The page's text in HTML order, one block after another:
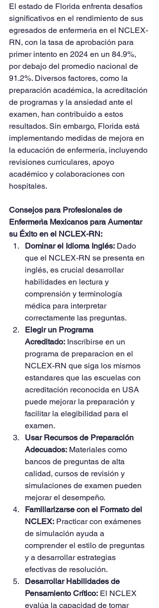
El estado de Florida enfrenta desafíos
significativos en el rendimiento de sus
egresados de enfermerìa en el NCLEX-
RN, con la tasa de aprobación para
primer intento en 2024 en un 84.9%,
por debajo del promedio nacional de
91.2%. Diversos factores, como la
preparación académica, la acreditación
de programas y la ansiedad ante el
examen, han contribuido a estos
resultados. Sin embargo, Florida está
implementando medidas de mejora en
la educación de enfermería, incluyendo
revisiones curriculares, apoyo
académico y colaboraciones con
hospitales.
Consejos para Profesionales de
Enfermerìa Mexicanos para Aumentar
su Éxito en el NCLEX-RN:
Dominar el Idioma Inglés: Dado
que el NCLEX-RN se presenta en
inglés, es crucial desarrollar
habilidades en lectura y
comprensión y terminología
médica para interpretar
correctamente las preguntas.
Elegir un Programa
Acreditado: Inscribirse en un
programa de preparacion en el
NCLEX-RN que siga los mismos
estandares que las escuelas con
acreditación reconocida en USA
puede mejorar la preparación y
facilitar la elegibilidad para el
examen.
Usar Recursos de Preparación
Adecuados: Materiales como
bancos de preguntas de alta
calidad, cursos de revisión y
simulaciones de examen pueden
mejorar el desempeño.
Familiarizarse con el Formato del
NCLEX: Practicar con exámenes
de simulación ayuda a
comprender el estilo de preguntas
y a desarrollar estrategias
efectivas de resolución.
Desarrollar Habilidades de
Pensamiento Crítico: El NCLEX
evalúa la capacidad de tomar